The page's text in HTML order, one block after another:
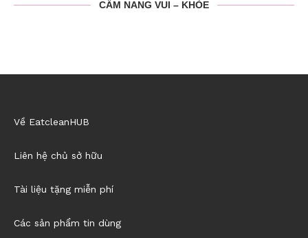
CẨM NANG VUI – KHỎE
Về EatcleanHUB
Liên hệ chủ sở hữu
Tài liệu tặng miễn phí
Các sản phẩm tin dùng